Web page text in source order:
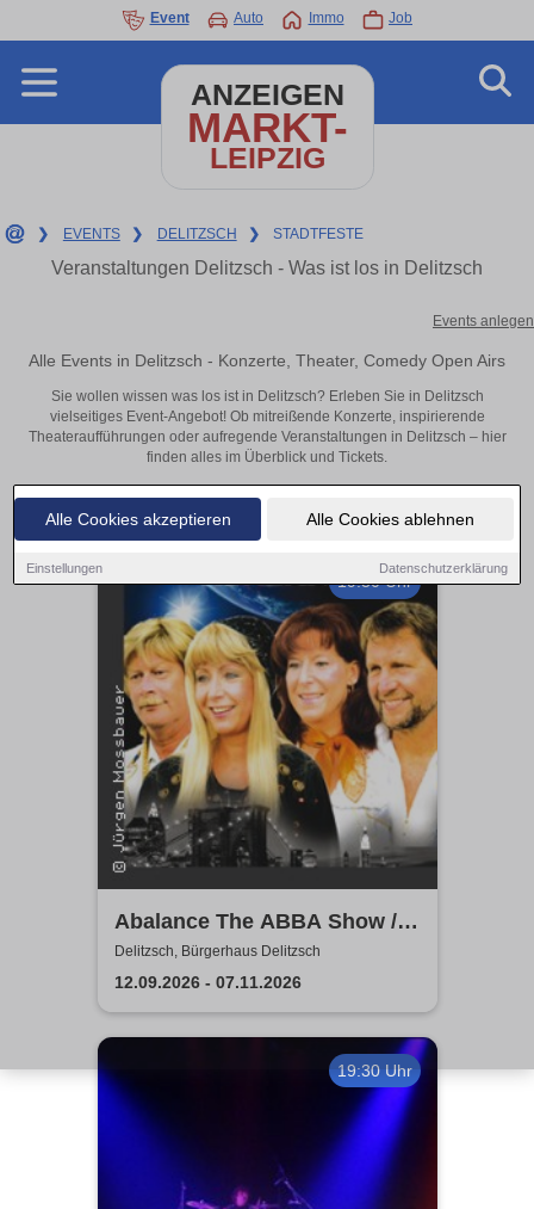
Alle Cookies akzeptieren Alle Cookies ablehnen
Einstellungen Datenschutzerklärung
Event Auto Immo Job
ANZEIGEN
MARKT-
LEIPZIG
❯ EVENTS ❯ DELITZSCH ❯ STADTFESTE
Veranstaltungen Delitzsch - Was ist los in Delitzsch
Events anlegen
Alle Events in Delitzsch - Konzerte, Theater, Comedy Open Airs
Sie wollen wissen was los ist in Delitzsch? Erleben Sie in Delitzsch
vielseitiges Event-Angebot! Ob mitreißende Konzerte, inspirierende
Theateraufführungen oder aufregende Veranstaltungen in Delitzsch – hier
finden alles im Überblick und Tickets.
19:30 Uhr
Abalance The ABBA Show /
Revival Show - a tribute to
ABBA
Delitzsch, Bürgerhaus Delitzsch
12.09.2026 - 07.11.2026
19:30 Uhr